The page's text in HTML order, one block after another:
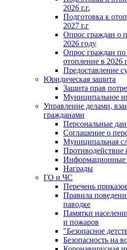
2026 г.г.
Подготовка к
2027 г.г
Опрос граждан о
2026 году
Опрос граждан по
отопление в 2026
Предоставление
Юридическая защита
Защита прав
Муниципальное
Управление делами,
гражданами
Персональные
Соглашение о
Муниципальная
Противодействие
Информационные
Награды
ГО и ЧС
Перечень
Правила
паводке
Памятки
и пожаров
"Безопасное
Безопасность на